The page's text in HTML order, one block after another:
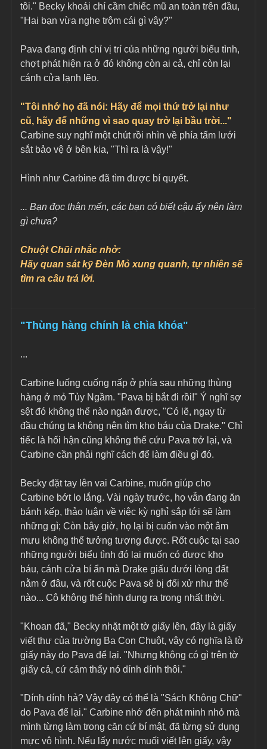
tôi." Becky khoái chí cầm chiếc mũ an toàn trên đầu,
"Hai bạn vừa nghe trộm cái gì vậy?"
Pava đang định chỉ vị trí của những người biểu tình,
chợt phát hiện ra ở đó không còn ai cả, chỉ còn lại
cánh cửa lạnh lẽo.
"Tôi nhớ họ đã nói: Hãy để mọi thứ trở lại như
cũ, hãy để những vì sao quay trở lại bầu trời..."
Carbine suy nghĩ một chút rồi nhìn về phía tấm lưới
sắt bảo vệ ở bên kia, "Thì ra là vậy!"
Hình như Carbine đã tìm được bí quyết.
... Bạn đọc thân mến, các bạn có biết cậu ấy nên làm
gì chưa?
Chuột Chũi nhắc nhở:
Hãy quan sát kỹ Đèn Mỏ xung quanh, tự nhiên sẽ
tìm ra câu trả lời.
"Thùng hàng chính là chìa khóa"
...
Carbine luống cuống nấp ở phía sau những thùng
hàng ở mỏ Tủy Ngầm. "Pava bị bắt đi rồi!" Ý nghĩ sợ
sệt đó không thể nào ngăn được, "Có lẽ, ngay từ
đầu chúng ta không nên tìm kho báu của Drake." Chỉ
tiếc là hối hận cũng không thể cứu Pava trở lại, và
Carbine cần phải nghĩ cách để làm điều gì đó.
Becky đặt tay lên vai Carbine, muốn giúp cho
Carbine bớt lo lắng. Vài ngày trước, họ vẫn đang ăn
bánh kếp, thảo luận về việc kỳ nghỉ sắp tới sẽ làm
những gì; Còn bây giờ, họ lại bị cuốn vào một âm
mưu không thể tưởng tượng được. Rốt cuộc tại sao
những người biểu tình đó lại muốn có được kho
báu, cánh cửa bí ẩn mà Drake giấu dưới lòng đất
nằm ở đâu, và rốt cuộc Pava sẽ bị đối xử như thế
nào... Cô không thể hình dung ra trong nhất thời.
"Khoan đã," Becky nhặt một tờ giấy lên, đây là giấy
viết thư của trường Ba Con Chuột, vậy có nghĩa là tờ
giấy này do Pava để lại. "Nhưng không có gì trên tờ
giấy cả, cứ cảm thấy nó dính dính thôi."
"Dính dính hả? Vậy đây có thể là "Sách Không Chữ"
do Pava để lại." Carbine nhớ đến phát minh nhỏ mà
mình từng làm trong căn cứ bí mật, đã từng sử dụng
mực vô hình. Nếu lấy nước muối viết lên giấy, vậy